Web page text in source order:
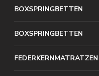
BOXSPRINGBETTEN
BOXSPRINGBETTEN
FEDERKERNMATRATZEN